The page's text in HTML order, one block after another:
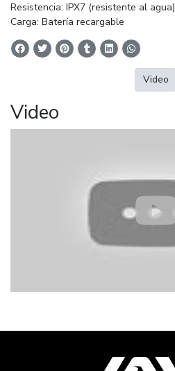
Resistencia: IPX7 (resistente al agua)
Carga: Batería recargable
Video
Video